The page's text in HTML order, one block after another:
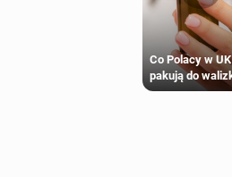
Co Polacy w UK
pakują do